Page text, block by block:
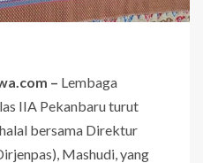
– Lembaga
IIA Pekanbaru turut
bersama Direktur
Mashudi, yang